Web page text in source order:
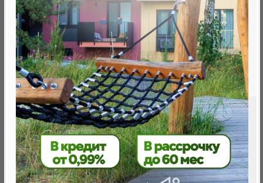
22.2 "Варшава", квартал
"Центральная Европа"
нет в продаже
Минск, Октябрьский, ул. Игоря Лученка
метро «Ковальская Слобода», 566 м